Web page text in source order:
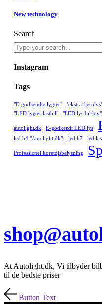
New technology
Search
Instagram
Tags
"E-godkendte lygter" "ekstra fjernlys"
"LED lygter lastbil"
"LED lys bil lov"
autolight.dk E-godkendt LED lys
led h4 "Autolight.dk".
led h7 led
Professionel køretøjsbelysning
At Autolight.dk, Vi tilbyder
til de bedste priser
Button Text